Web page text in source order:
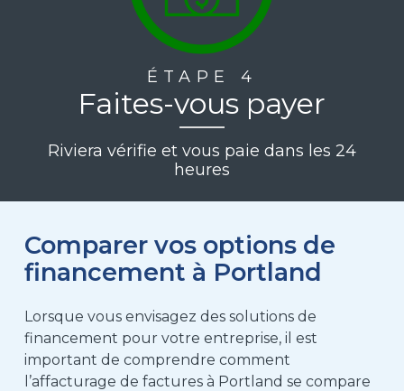
ÉTAPE 4
Faites-vous payer
Riviera vérifie et vous paie dans les 24
heures
Comparer vos options de
financement à Portland
Lorsque vous envisagez des solutions de
financement pour votre entreprise, il est
important de comprendre comment
l’affacturage de factures à Portland se compare